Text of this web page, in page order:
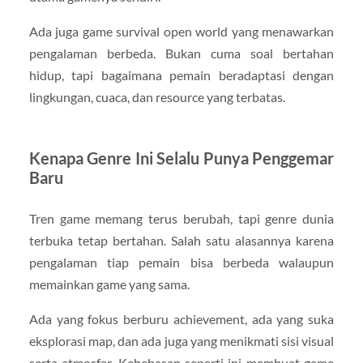
Ada juga game survival open world yang menawarkan
pengalaman berbeda. Bukan cuma soal bertahan
hidup, tapi bagaimana pemain beradaptasi dengan
lingkungan, cuaca, dan resource yang terbatas.
Kenapa Genre Ini Selalu Punya Penggemar
Baru
Tren game memang terus berubah, tapi genre dunia
terbuka tetap bertahan. Salah satu alasannya karena
pengalaman tiap pemain bisa berbeda walaupun
memainkan game yang sama.
Ada yang fokus berburu achievement, ada yang suka
eksplorasi map, dan ada juga yang menikmati sisi visual